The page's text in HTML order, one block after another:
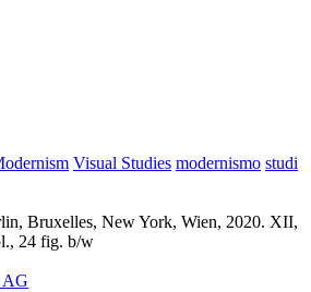
Visual Studies modernismo studi
Bruxelles, New York, Wien, 2020. XII,
24 fig. b/w
AG